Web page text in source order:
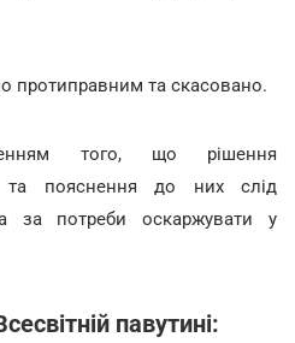
протиправним та скасовано.
того, що рішення
та пояснення до них слід
за потреби оскаржувати у
павутині: